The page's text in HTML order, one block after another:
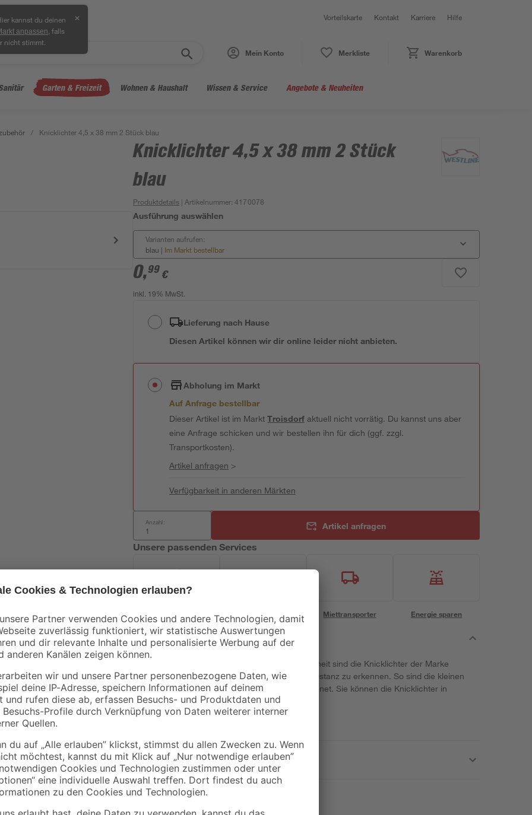
kannst du deinen
anpassen , falls
nicht stimmt.
✕ Vorteilskarte Kontakt Karriere Hilfe
Mein Konto Merkliste Warenkorb
Garten & Freizeit Wohnen & Haushalt Wissen & Service Angebote & Neuheiten
/ Knicklichter 4,5 x 38 mm 2 Stück blau
Knicklichter 4,5 x 38 mm 2 Stück
blau
Produktdetails | Artikelnummer:4170078
Ausführung auswählen
Varianten aufrufen:
blau | Im Markt bestellbar
0,99 €
inkl. 19% MwSt.
Lieferung nach Hause
Diesen Artikel können wir dir online leider nicht anbieten.
Abholung im Markt
Auf Anfrage bestellbar
Dieser Artikel ist im MarktTroisdorfaktuell nicht vorrätig. Du kannst uns aber
eine Anfrage schicken und wir bestellen ihn für dich (ggf. zzgl.
Transportkosten).
Artikel anfragen >
Verfügbarkeit in anderen Märkten
Anzahl: Artikel anfragen
Unsere passenden Services
Handwerksservice Mietgeräteservice Miettransporter Energie sparen
Bei schlechten Wetterbedingungen oder Dunkelheit sind die Knicklichter der Marke
Westline ideal, um Bewegungen auch aus der Distanz zu erkennen. So sind die kleinen
Leuchtstäbe z. B. optimal als Bissanzeiger geeignet. Sie können die Knicklichter in
unterschiedlichen Farben erwerben.